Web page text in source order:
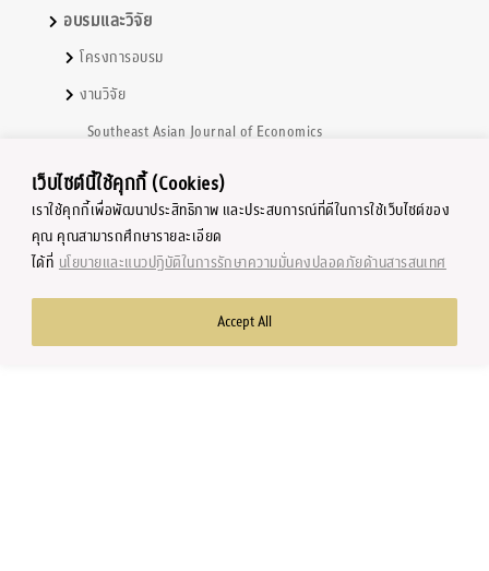
เว็บไซต์นี้ใช้คุกกี้ (Cookies)
เราใช้คุกกี้เพื่อพัฒนาประสิทธิภาพ และประสบการณ์ที่ดีในการใช้เว็บไซต์ของ
คุณ คุณสามารถศึกษารายละเอียด
ได้ที่ นโยบายและแนวปฏิบัติในการรักษาความมั่นคงปลอดภัยด้านสารสนเทศ
Accept All
อบรมและวิจัย
โครงการอบรม
งานวิจัย
Southeast Asian Journal of Economics
หนังสือ และ ตำราเรียน
ศูนย์วิจัยเศรษฐศาสตร์
ศูนย์วิจัยเฉพาะทาง
Copyright © 2002-2023 by Faculty of Economics, Chulalongkorn
University, Thailand. All rights reserved.